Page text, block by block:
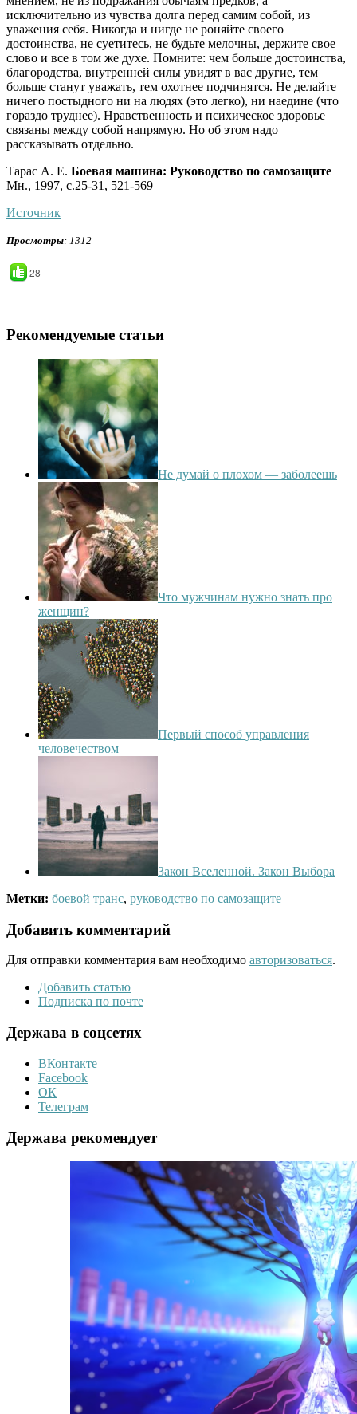
исключительно из чувства долга перед самим собой, из
уважения себя. Никогда и нигде не роняйте своего
достоинства, не суетитесь, не будьте мелочны, держите свое
слово и все в том же духе. Помните: чем больше достоинства,
благородства, внутренней силы увидят в вас другие, тем
больше станут уважать, тем охотнее подчинятся. Не делайте
ничего постыдного ни на людях (это легко), ни наедине (что
гораздо труднее). Нравственность и психическое здоровье
связаны между собой напрямую. Но об этом надо
рассказывать отдельно.
Тарас А. Е. Боевая машина: Руководство по самозащите
Мн., 1997, с.25-31, 521-569
Источник
Просмотры: 1312
28
Рекомендуемые статьи
Не думай о плохом — заболеешь
Что мужчинам нужно знать про
женщин?
Первый способ управления
человечеством
Закон Вселенной. Закон Выбора
Метки: боевой транс, руководство по самозащите
Добавить комментарий
Для отправки комментария вам необходимо авторизоваться.
Добавить статью
Подписка по почте
Держава в соцсетях
ВКонтакте
Facebook
ОК
Телеграм
Держава рекомендует